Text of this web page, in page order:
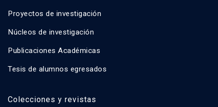
Proyectos de investigación
Núcleos de investigación
Publicaciones Académicas
Tesis de alumnos egresados
Colecciones y revistas